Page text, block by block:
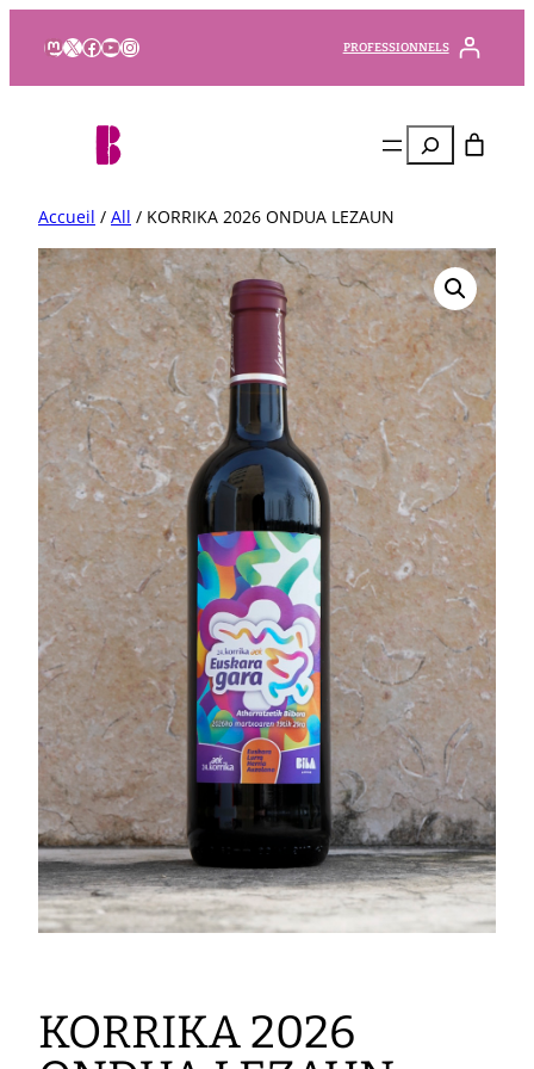
Mastodon
X Facebook
YouTube
Instagram PROFESSIONNELS
Rechercher
Accueil / All / KORRIKA 2026 ONDUA LEZAUN
KORRIKA 2026